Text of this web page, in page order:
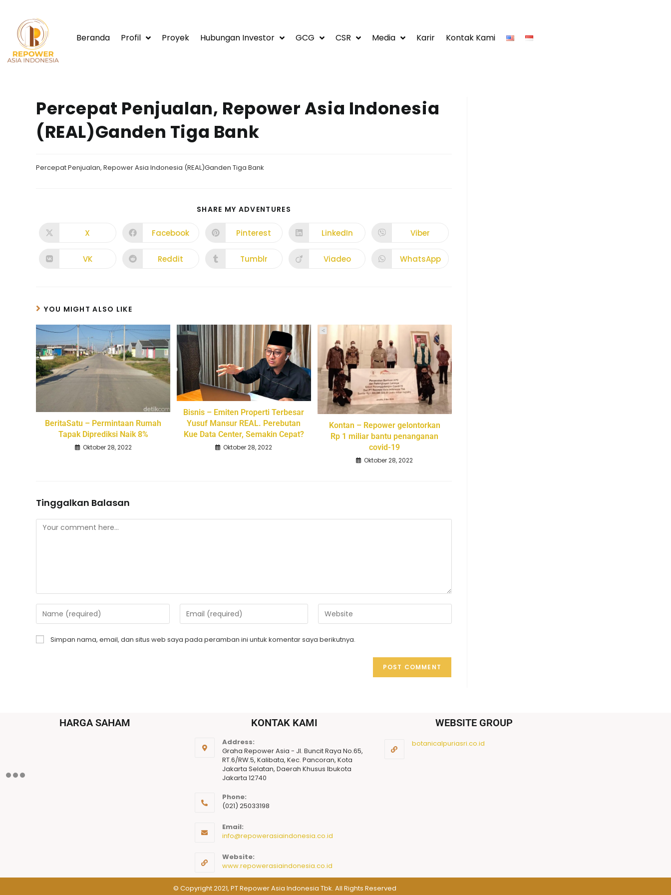
Beranda Profil Proyek Hubungan Investor GCG CSR Media Karir Kontak Kami
Percepat Penjualan, Repower Asia Indonesia
(REAL)Ganden Tiga Bank
Percepat Penjualan, Repower Asia Indonesia (REAL)Ganden Tiga Bank
SHARE MY ADVENTURES
X Facebook Pinterest LinkedIn Viber
VK Reddit Tumblr Viadeo WhatsApp
YOU MIGHT ALSO LIKE
BeritaSatu – Permintaan Rumah
Tapak Diprediksi Naik 8%
Oktober 28, 2022
Bisnis – Emiten Properti Terbesar
Yusuf Mansur REAL. Perebutan
Kue Data Center, Semakin Cepat?
Oktober 28, 2022
Kontan – Repower gelontorkan
Rp 1 miliar bantu penanganan
covid-19
Oktober 28, 2022
Tinggalkan Balasan
Simpan nama, email, dan situs web saya pada peramban ini untuk komentar saya berikutnya.
HARGA SAHAM KONTAK KAMI
Address:
Graha Repower Asia - Jl. Buncit Raya No.65,
RT.6/RW.5, Kalibata, Kec. Pancoran, Kota
Jakarta Selatan, Daerah Khusus Ibukota
Jakarta 12740
Phone:
(021) 25033198
Email:
info@repowerasiaindonesia.co.id
Website:
www.repowerasiaindonesia.co.id
WEBSITE GROUP
botanicalpuriasri.co.id
© Copyright 2021, PT Repower Asia Indonesia Tbk. All Rights Reserved